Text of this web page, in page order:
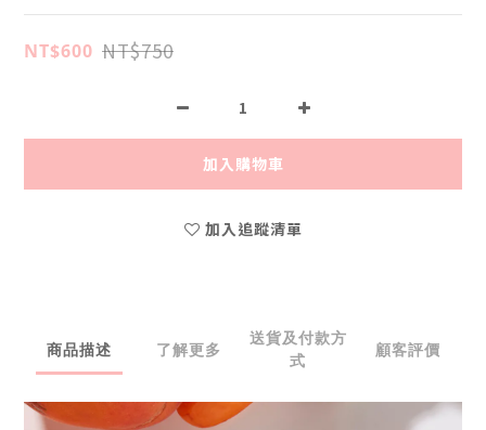
NT$600 NT$750
加入購物車
加入追蹤清單
商品描述 了解更多
送貨及付款方
式
顧客評價